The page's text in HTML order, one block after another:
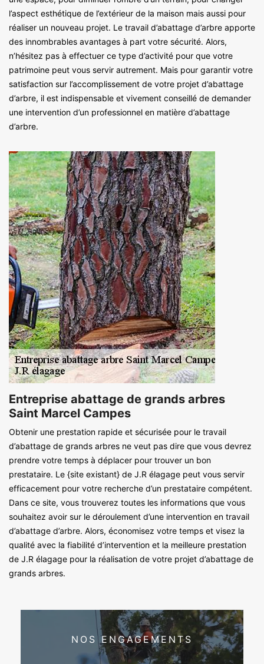
l’aspect esthétique de l’extérieur de la maison mais aussi pour
réaliser un nouveau projet. Le travail d’abattage d’arbre apporte
des innombrables avantages à part votre sécurité. Alors,
n’hésitez pas à effectuer ce type d’activité pour que votre
patrimoine peut vous servir autrement. Mais pour garantir votre
satisfaction sur l’accomplissement de votre projet d’abattage
d’arbre, il est indispensable et vivement conseillé de demander
une intervention d’un professionnel en matière d’abattage
d’arbre.
Entreprise abattage de grands arbres
Saint Marcel Campes
Obtenir une prestation rapide et sécurisée pour le travail
d’abattage de grands arbres ne veut pas dire que vous devrez
prendre votre temps à déplacer pour trouver un bon
prestataire. Le {site existant} de J.R élagage peut vous servir
efficacement pour votre recherche d’un prestataire compétent.
Dans ce site, vous trouverez toutes les informations que vous
souhaitez avoir sur le déroulement d’une intervention en travail
d’abattage d’arbre. Alors, économisez votre temps et visez la
qualité avec la fiabilité d’intervention et la meilleure prestation
de J.R élagage pour la réalisation de votre projet d’abattage de
grands arbres.
NOS ENGAGEMENTS